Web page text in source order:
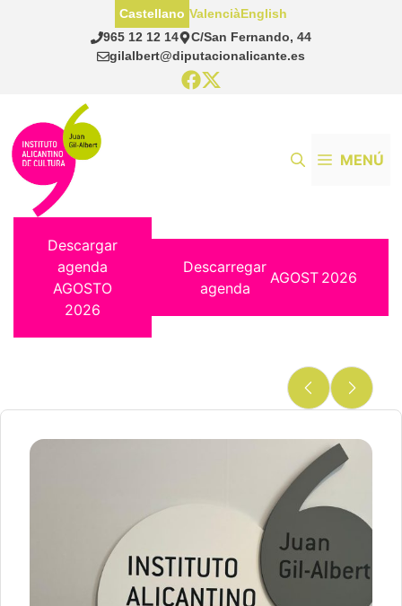
965 12 12 14
C/San Fernando, 44
gilalbert@diputacionalicante.es
Castellano ValenciàEnglish
MENÚ
Descargar
agenda
AGOSTO
2026
Descarregar
agenda
AGOST 2026